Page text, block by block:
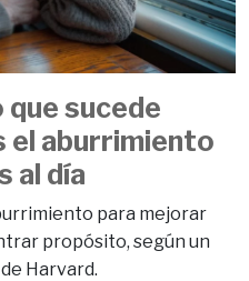
que sucede
el aburrimiento
al día
para mejorar
propósito, según un
Harvard.